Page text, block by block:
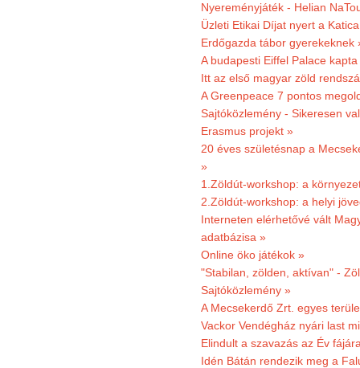
Nyereményjáték - Helian
Üzleti Etikai Díjat nyert a
Erdőgazda tábor gyerekeknek
A budapesti Eiffel Palace
Itt az első magyar zöld
A Greenpeace 7 pontos
Sajtóközlemény - Sikeresen
Erasmus projekt »
20 éves születésnap a
»
1.Zöldút-workshop: a
2.Zöldút-workshop: a helyi
Interneten elérhetővé vált
adatbázisa »
Online öko játékok »
"Stabilan, zölden, aktívan" -
Sajtóközlemény »
A Mecsekerdő Zrt. egyes
Vackor Vendégház nyári last
Elindult a szavazás az Év
Idén Bátán rendezik meg a